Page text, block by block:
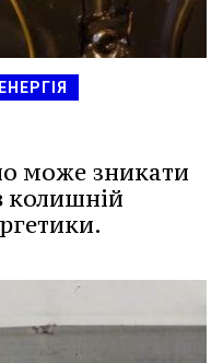
може зникати
колишній